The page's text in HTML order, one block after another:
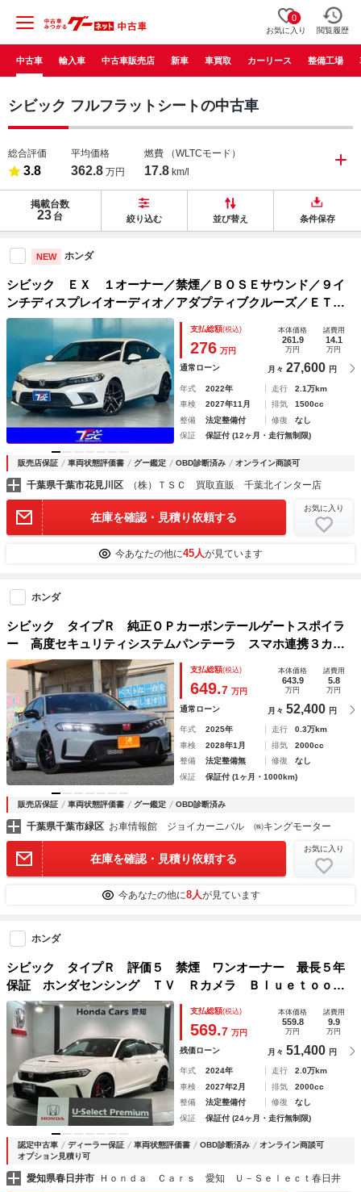
0
お気に入り 閲覧履歴
中古車 輸入車 中古車販売店 新車 車買取 カーリース 整備工場
シビック フルフラットシートの中古車
総合評価
3.8
平均価格
362.8 万円
燃費 （WLTCモード）
17.8 km/l
掲載台数
23 台 絞り込む 並び替え 条件保存
NEW ホンダ
シビック ＥＸ １オーナー／禁煙／ＢＯＳＥサウンド／９イ
ンチディスプレイオーディオ／アダプティブクルーズ／ＥＴＣ
２．０／ワイヤレス充電／Ｂｌｕｅｔｏｏｔｈオーディオ／フ
ルセグ／シートヒータ／純正１８インチＡＷ／ＢＳＭ
支払総額(税込)
276 万円
本体価格
261.9
万円
諸費用
14.1
万円
通常ローン 月々 27,600 円
年式 2022年 走行
2.1万km
車検
2027年11月 排気
1500cc
整備
法定整備付 修復
なし
保証
保証付 (12ヶ月・走行無制限)
販売店保証 車両状態評価書 グー鑑定 OBD診断済み オンライン商談可
千葉県千葉市花見川区 （株）ＴＳＣ 買取直販 千葉北インター店
在庫を確認・見積り依頼する
お気に入り
今あなたの他に45人が見ています
ホンダ
シビック タイプＲ 純正ＯＰカーボンテールゲートスポイラ
ー 高度セキュリティシステムパンテーラ スマホ連携３カメ
ラドラレコ 各ＯＰイルミ タイプＲパターンプロジェクタ
ー Ｑｉワイヤレス充電器 １オーナー 禁煙車 赤シート
支払総額(税込)
649.7 万円
本体価格
643.9
万円
諸費用
5.8
万円
通常ローン 月々 52,400 円
年式 2025年 走行
0.3万km
車検
2028年1月 排気
2000cc
整備
法定整備無 修復
なし
保証
保証付 (1ヶ月・1000km)
販売店保証 車両状態評価書 グー鑑定 OBD診断済み
千葉県千葉市緑区 お車情報館 ジョイカーニバル ㈱キングモーター
在庫を確認・見積り依頼する
お気に入り
今あなたの他に8人が見ています
ホンダ
シビック タイプＲ 評価５ 禁煙 ワンオーナー 最長５年
保証 ホンダセンシング ＴＶ Ｒカメラ Ｂｌｕｅｔｏｏｔ
ｈ 純正前後ドラレコ ＥＴＣ ＬＥＤライト クルコン ア
ルミ スマートキー 盗難防止装置 整備記録簿 ＡＡＣ
支払総額(税込)
569.7 万円
本体価格
559.8
万円
諸費用
9.9
万円
残価ローン 月々 51,400 円
年式 2024年 走行
2.0万km
車検
2027年2月 排気
2000cc
整備
法定整備付 修復
なし
保証
保証付 (24ヶ月・走行無制限)
認定中古車 ディーラー保証 車両状態評価書 OBD診断済み
オンライン商談可
オプション見積り可
愛知県春日井市 Ｈｏｎｄａ Ｃａｒｓ 愛知 Ｕ－Ｓｅｌｅｃｔ春日井